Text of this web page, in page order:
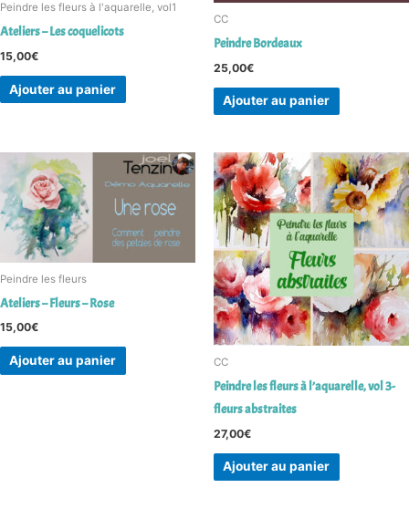
Peindre les fleurs à l'aquarelle, vol1
Ateliers – Les coquelicots
15,00€
Ajouter au panier
CC
Peindre Bordeaux
25,00€
Ajouter au panier
Peindre les fleurs
Ateliers – Fleurs – Rose
15,00€
Ajouter au panier CC
Peindre les fleurs à l’aquarelle, vol 3-
fleurs abstraites
27,00€
Ajouter au panier